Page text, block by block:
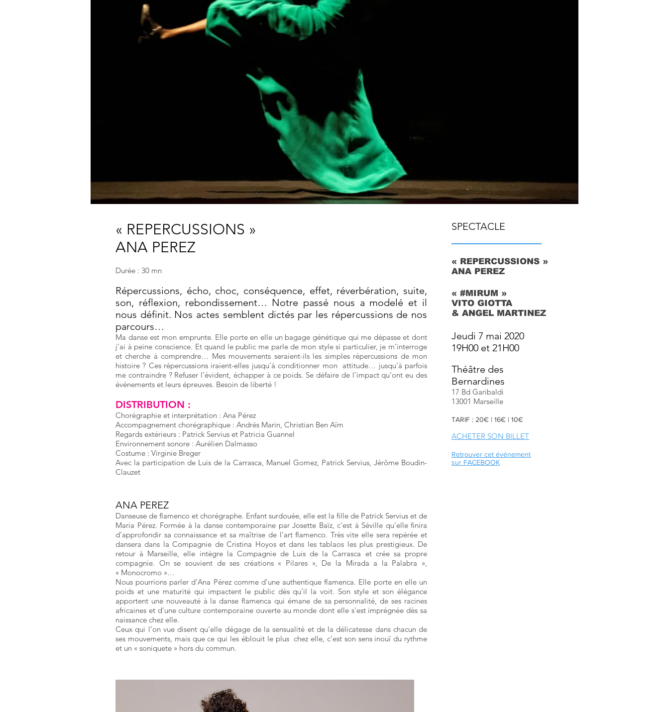
« REPERCUSSIONS »
ANA PEREZ
Durée : 30 mn
Répercussions, écho, choc, conséquence, effet, réverbération, suite,
son, réflexion, rebondissement… Notre passé nous a modelé et il
nous définit. Nos actes semblent dictés par les répercussions de nos
parcours…
Ma danse est mon emprunte. Elle porte en elle un bagage génétique qui me dépasse et dont
j’ai à peine conscience. Et quand le public me parle de mon style si particulier, je m’interroge
et cherche à comprendre… Mes mouvements seraient-ils les simples répercussions de mon
histoire ? Ces répercussions iraient-elles jusqu’à conditionner mon attitude… jusqu'à parfois
me contraindre ? Refuser l’évident, échapper à ce poids. Se défaire de l’impact qu’ont eu des
événements et leurs épreuves. Besoin de liberté !
DISTRIBUTION :
Chorégraphie et interprétation : Ana Pérez
Accompagnement chorégraphique : Andrés Marin, Christian Ben Aïm
Regards extérieurs : Patrick Servius et Patricia Guannel
Environnement sonore : Aurélien Dalmasso
Costume : Virginie Breger
Avec la participation de Luis de la Carrasca, Manuel Gomez, Patrick Servius, Jérôme Boudin-
Clauzet
SPECTACLE
« REPERCUSSIONS »
ANA PEREZ
« #MIRUM »
VITO GIOTTA
& ANGEL MARTINEZ
Jeudi 7 mai 2020
19H00 et 21H00
Théâtre des
Bernardines
17 Bd Garibaldi
13001 Marseille
TARIF : 20€ | 16€ | 10€
ACHETER SON BILLET
Retrouver cet événement
sur FACEBOOK
ANA PEREZ
Danseuse de flamenco et chorégraphe. Enfant surdouée, elle est la fille de Patrick Servius et de
Maria Pérez. Formée à la danse contemporaine par Josette Baïz, c’est à Séville qu’elle finira
d’approfondir sa connaissance et sa maîtrise de l’art flamenco. Très vite elle sera repérée et
dansera dans la Compagnie de Cristina Hoyos et dans les tablaos les plus prestigieux. De
retour à Marseille, elle intègre la Compagnie de Luis de la Carrasca et crée sa propre
compagnie. On se souvient de ses créations « Pilares », De la Mirada a la Palabra »,
« Monocromo »…
Nous pourrions parler d’Ana Pérez comme d’une authentique flamenca. Elle porte en elle un
poids et une maturité qui impactent le public dès qu’il la voit. Son style et son élégance
apportent une nouveauté à la danse flamenca qui émane de sa personnalité, de ses racines
africaines et d’une culture contemporaine ouverte au monde dont elle s’est imprégnée dès sa
naissance chez elle.
Ceux qui l’on vue disent qu’elle dégage de la sensualité et de la délicatesse dans chacun de
ses mouvements, mais que ce qui les éblouit le plus chez elle, c’est son sens inouï du rythme
et un « soniquete » hors du commun.